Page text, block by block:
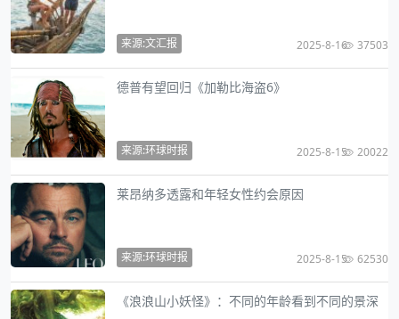
来源:文汇报 2025-8-16 37503
德普有望回归《加勒比海盗6》
来源:环球时报 2025-8-15 20022
莱昂纳多透露和年轻女性约会原因
来源:环球时报 2025-8-15 62530
《浪浪山小妖怪》：不同的年龄看到不同的景深